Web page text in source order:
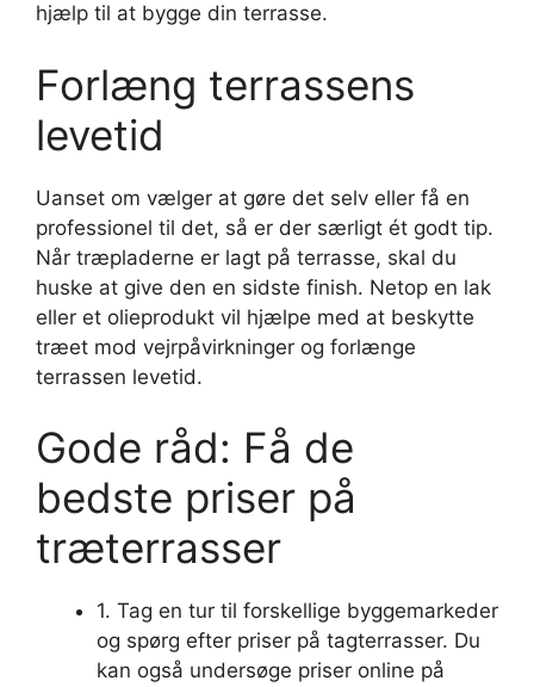
hjælp til at bygge din terrasse.
Forlæng terrassens
levetid
Uanset om vælger at gøre det selv eller få en
professionel til det, så er der særligt ét godt tip.
Når træpladerne er lagt på terrasse, skal du
huske at give den en sidste finish. Netop en lak
eller et olieprodukt vil hjælpe med at beskytte
træet mod vejrpåvirkninger og forlænge
terrassen levetid.
Gode råd: Få de
bedste priser på
træterrasser
1. Tag en tur til forskellige byggemarkeder
og spørg efter priser på tagterrasser. Du
kan også undersøge priser online på